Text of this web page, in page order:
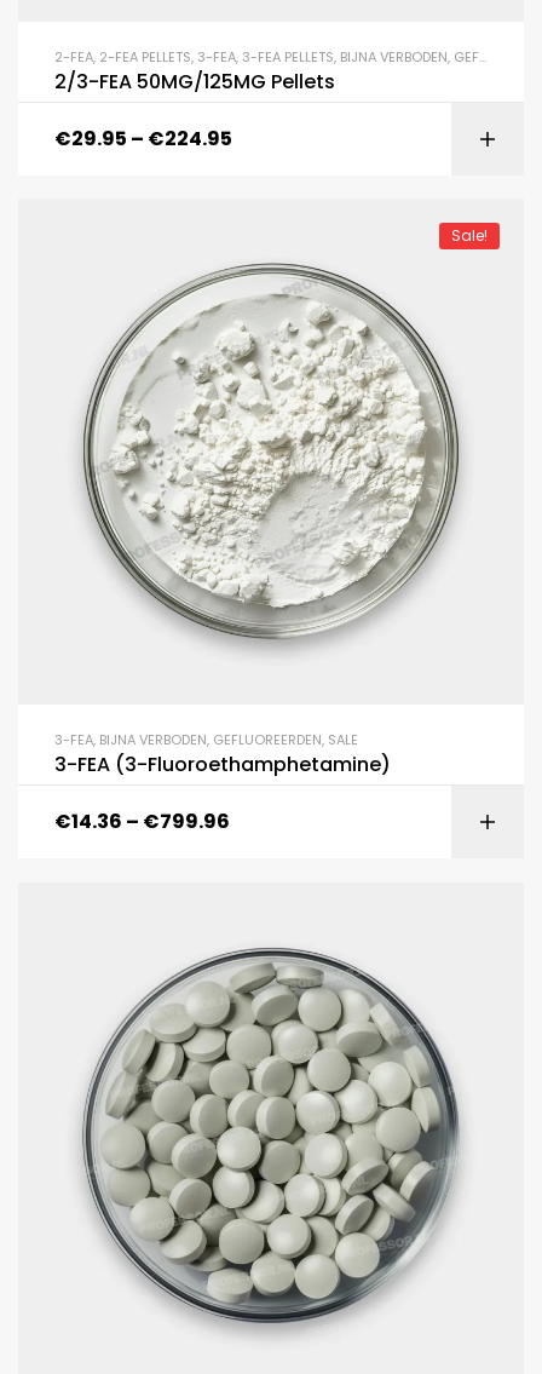
2-FEA, 2-FEA PELLETS, 3-FEA, 3-FEA PELLETS, BIJNA VERBODEN, GEFLUOREERDEN
2/3-FEA 50MG/125MG Pellets
€29.95 – €224.95
Sale!
3-FEA, BIJNA VERBODEN, GEFLUOREERDEN, SALE
3-FEA (3-Fluoroethamphetamine)
€14.36 – €799.96